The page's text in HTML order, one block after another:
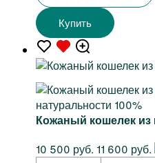
Купить
натуральности 100%
Кожаный кошелек из
10 500 руб. 11 600 руб.